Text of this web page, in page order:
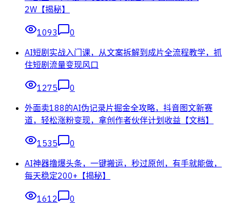
2W【揭秘】
1093
0
AI短剧实战入门课，从文案拆解到成片全流程教学，抓
住短剧流量变现风口
1275
0
外面卖188的AI伪记录片掘金全攻略，抖音图文新赛
道，轻松涨粉变现，拿创作者伙伴计划收益【文档】
1535
0
AI神器撸爆头条，一键搬运，秒过原创，有手就能做，
每天稳定200+【揭秘】
1612 0